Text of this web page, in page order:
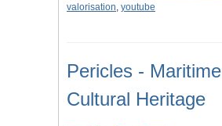
valorisation, youtube
Pericles - Maritime
Cultural Heritage